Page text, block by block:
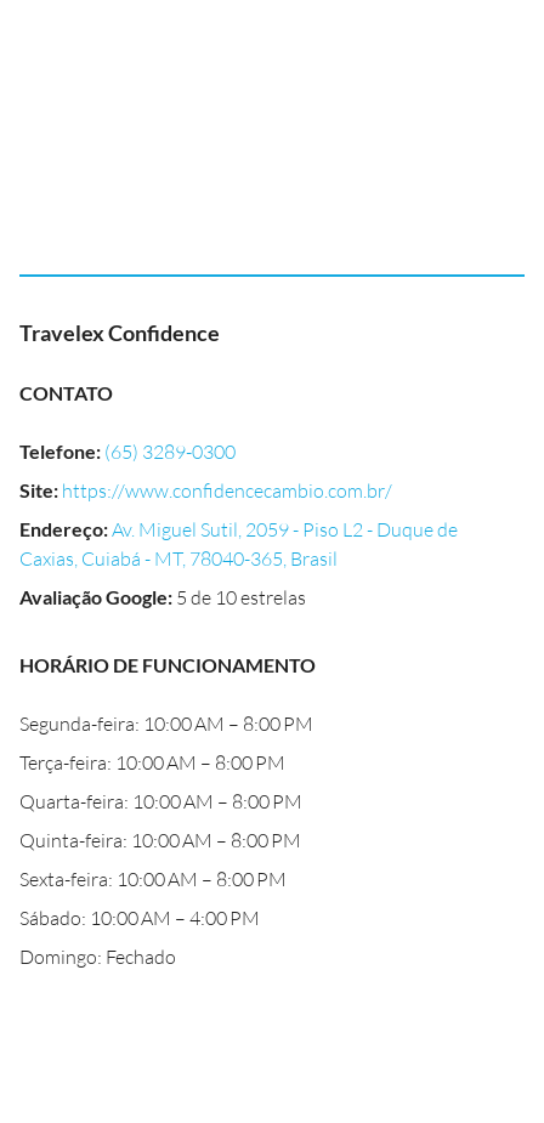
Travelex Confidence
CONTATO
Telefone: (65) 3289-0300
Site: https://www.confidencecambio.com.br/
Endereço:Av. Miguel Sutil, 2059 - Piso L2 - Duque de
Caxias, Cuiabá - MT, 78040-365, Brasil
Avaliação Google: 5 de 10 estrelas
HORÁRIO DE FUNCIONAMENTO
Segunda-feira: 10:00 AM – 8:00 PM
Terça-feira: 10:00 AM – 8:00 PM
Quarta-feira: 10:00 AM – 8:00 PM
Quinta-feira: 10:00 AM – 8:00 PM
Sexta-feira: 10:00 AM – 8:00 PM
Sábado: 10:00 AM – 4:00 PM
Domingo: Fechado